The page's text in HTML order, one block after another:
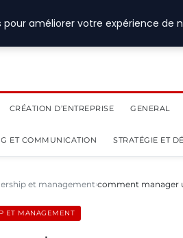
CRÉATION D’ENTREPRISE GENERAL
ET COMMUNICATION STRATÉGIE ET
et management comment manager
ET MANAGEMENT
pour améliorer votre expérience